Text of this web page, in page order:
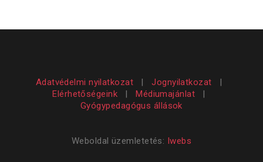
Adatvédelmi nyilatkozat |Jognyilatkozat |
Elérhetőségeink |Médiumajánlat |
Gyógypedagógus állások
Weboldal üzemletetés: Iwebs